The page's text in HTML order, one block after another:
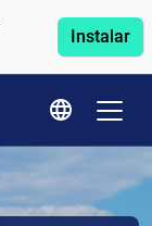
Instalar